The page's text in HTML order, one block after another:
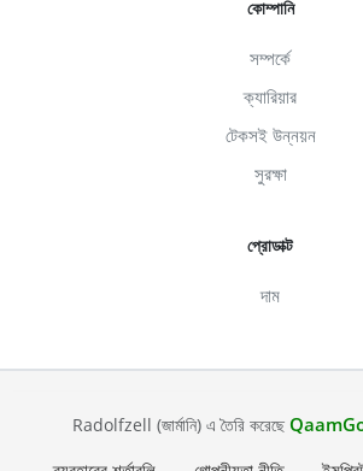
কোম্পানি
সম্পর্কে
ক্যারিয়ার
টেকসই উন্নয়ন
সুরক্ষা
প্রোডাক্ট
দাম
Radolfzell (জার্মানি) এ তৈরি করেছে